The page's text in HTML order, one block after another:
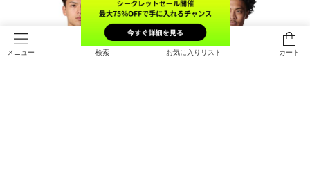
メニュー 検索 お気に入りリスト カート